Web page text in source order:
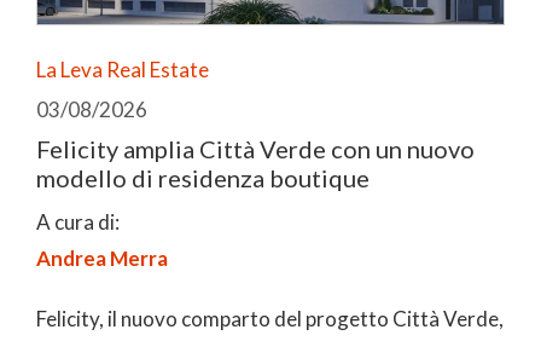
La Leva Real Estate
03/08/2026
Felicity amplia Città Verde con un nuovo
modello di residenza boutique
A cura di:
Andrea Merra
Felicity, il nuovo comparto del progetto Città Verde,